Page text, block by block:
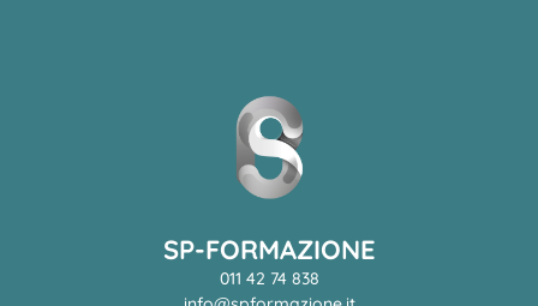
SP-FORMAZIONE
011 42 74 838